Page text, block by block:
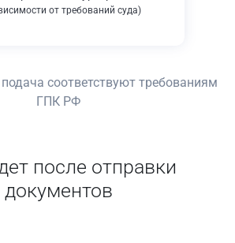
от требований суда)
соответствуют требованиям
ГПК РФ
после отправки
документов